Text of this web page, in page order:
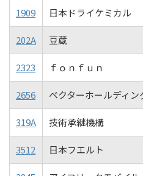
1909 日本ドライケミカル
202A 豆蔵
2323 ｆｏｎｆｕｎ
2656 ベクターホールディン
319A 技術承継機構
3512 日本フエルト